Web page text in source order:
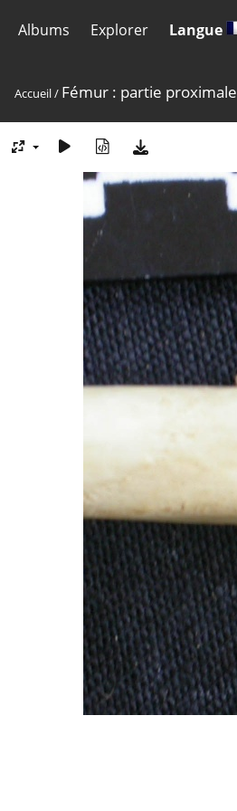
Albums Explorer Langue
Accueil/ Fémur : partie proximale